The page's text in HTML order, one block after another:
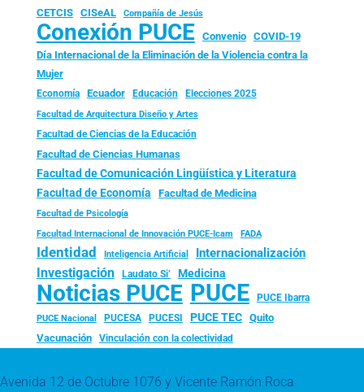
CETCIS CISeAL Compañía de Jesús
Conexión PUCE Convenio
COVID-19
Día Internacional de la Eliminación de la Violencia contra la
Mujer
Economía Ecuador Educación Elecciones 2025
Facultad de Arquitectura Diseño y Artes
Facultad de Ciencias de la Educación
Facultad de Ciencias Humanas
Facultad de Comunicación Lingüística y Literatura
Facultad de Economía Facultad de Medicina
Facultad de Psicología
Facultad Internacional de Innovación PUCE-Icam FADA
Identidad Inteligencia Artificial Internacionalización
Investigación Laudato Si’ Medicina
Noticias PUCE PUCE PUCE Ibarra
PUCE Nacional PUCESA PUCESI PUCE TEC
Quito
Vacunación
Vinculación con la colectividad
Avenida 12 de Octubre 1076 y Vicente Ramón Roca